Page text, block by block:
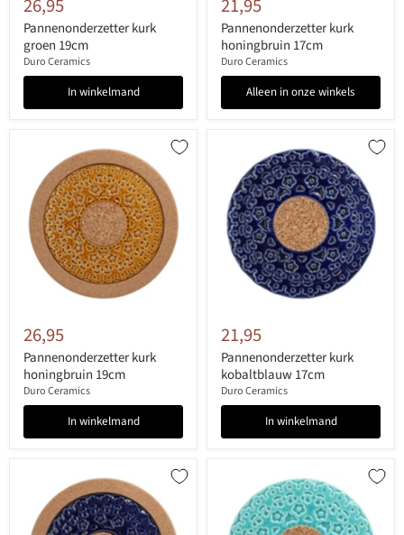
26,95
Pannenonderzetter kurk
groen 19cm
Duro Ceramics
In winkelmand
21,95
Pannenonderzetter kurk
honingbruin 17cm
Duro Ceramics
Alleen in onze winkels
26,95
Pannenonderzetter kurk
honingbruin 19cm
Duro Ceramics
In winkelmand
21,95
Pannenonderzetter kurk
kobaltblauw 17cm
Duro Ceramics
In winkelmand